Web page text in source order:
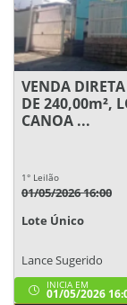
VENDA
DE 240,00m²,
CANOA ...
1° Leilão
01/05/2026 16:00
Lote Único
Lance Sugerido
INICIA EM
01/05/2026